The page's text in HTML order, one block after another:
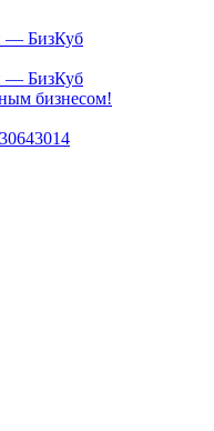
— БизКуб
— БизКуб
бизнесом!